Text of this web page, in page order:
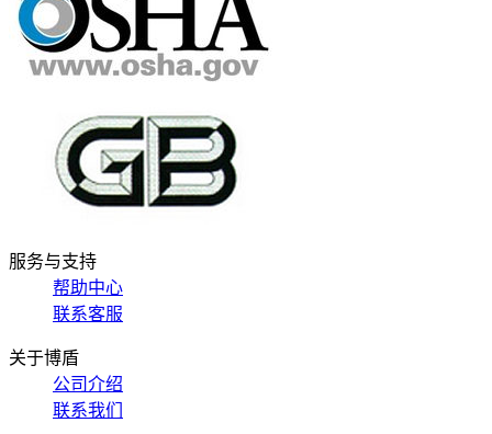
服务与支持
帮助中心
联系客服
关于博盾
公司介绍
联系我们